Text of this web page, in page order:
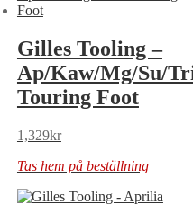
Gilles Tooling –
Ap/Kaw/Mg/Su/
Touring Foot
1,329kr
Tas hem på beställning